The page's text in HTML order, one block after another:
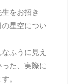
をお招き
星空につい
ふうに見え
た、実際に
。